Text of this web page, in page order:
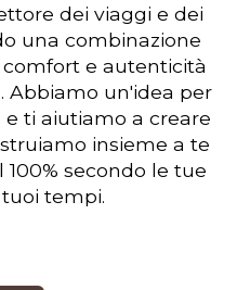
dei viaggi e dei
una combinazione
e autenticità
Abbiamo un'idea per
ti aiutiamo a creare
insieme a te
secondo le tue
tempi.